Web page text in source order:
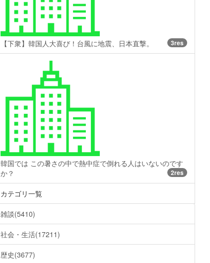
【下衆】韓国人大喜び！台風に地震、日本直撃。 3res
韓国では この暑さの中で熱中症で倒れる人はいないのです
か？
2res
カテゴリ一覧
雑談(5410)
社会・生活(17211)
歴史(3677)